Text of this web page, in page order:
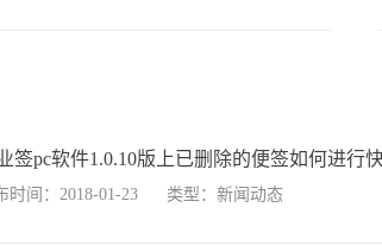
签pc软件1.0.10版上已删除的便签如何进行
时间：2018-01-23 类型：新闻动态